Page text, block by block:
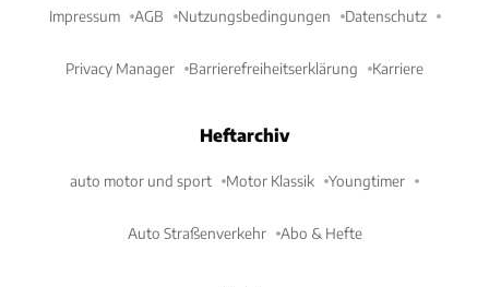
Impressum AGB Nutzungsbedingungen Datenschutz
Privacy Manager Barrierefreiheitserklärung Karriere
Heftarchiv
auto motor und sport Motor Klassik Youngtimer
Auto Straßenverkehr Abo & Hefte